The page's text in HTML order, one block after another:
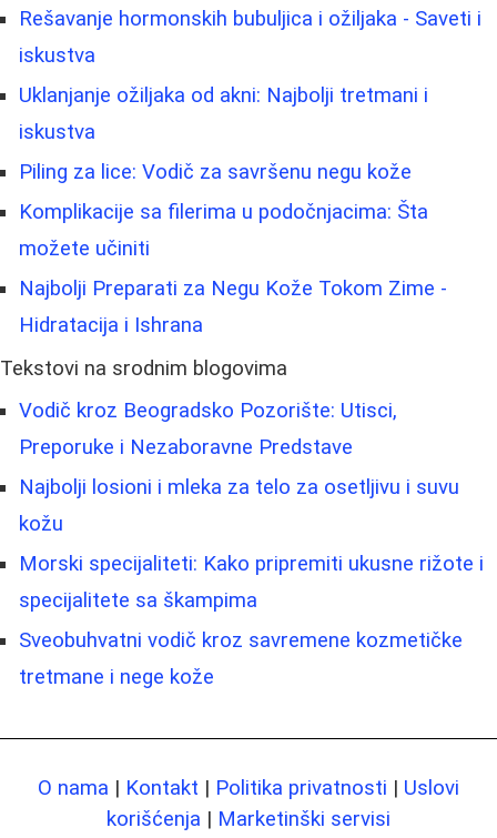
Rešavanje hormonskih bubuljica i ožiljaka - Saveti i
iskustva
Uklanjanje ožiljaka od akni: Najbolji tretmani i
iskustva
Piling za lice: Vodič za savršenu negu kože
Komplikacije sa filerima u podočnjacima: Šta
možete učiniti
Najbolji Preparati za Negu Kože Tokom Zime -
Hidratacija i Ishrana
Tekstovi na srodnim blogovima
Vodič kroz Beogradsko Pozorište: Utisci,
Preporuke i Nezaboravne Predstave
Najbolji losioni i mleka za telo za osetljivu i suvu
kožu
Morski specijaliteti: Kako pripremiti ukusne rižote i
specijalitete sa škampima
Sveobuhvatni vodič kroz savremene kozmetičke
tretmane i nege kože
O nama | Kontakt | Politika privatnosti | Uslovi
korišćenja | Marketinški servisi